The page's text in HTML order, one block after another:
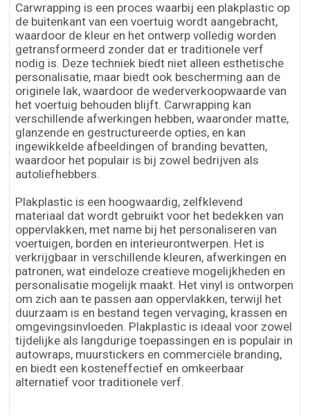
Carwrapping is een proces waarbij een plakplastic op
de buitenkant van een voertuig wordt aangebracht,
waardoor de kleur en het ontwerp volledig worden
getransformeerd zonder dat er traditionele verf
nodig is. Deze techniek biedt niet alleen esthetische
personalisatie, maar biedt ook bescherming aan de
originele lak, waardoor de wederverkoopwaarde van
het voertuig behouden blijft. Carwrapping kan
verschillende afwerkingen hebben, waaronder matte,
glanzende en gestructureerde opties, en kan
ingewikkelde afbeeldingen of branding bevatten,
waardoor het populair is bij zowel bedrijven als
autoliefhebbers.
Plakplastic is een hoogwaardig, zelfklevend
materiaal dat wordt gebruikt voor het bedekken van
oppervlakken, met name bij het personaliseren van
voertuigen, borden en interieurontwerpen. Het is
verkrijgbaar in verschillende kleuren, afwerkingen en
patronen, wat eindeloze creatieve mogelijkheden en
personalisatie mogelijk maakt. Het vinyl is ontworpen
om zich aan te passen aan oppervlakken, terwijl het
duurzaam is en bestand tegen vervaging, krassen en
omgevingsinvloeden. Plakplastic is ideaal voor zowel
tijdelijke als langdurige toepassingen en is populair in
autowraps, muurstickers en commerciële branding,
en biedt een kosteneffectief en omkeerbaar
alternatief voor traditionele verf.